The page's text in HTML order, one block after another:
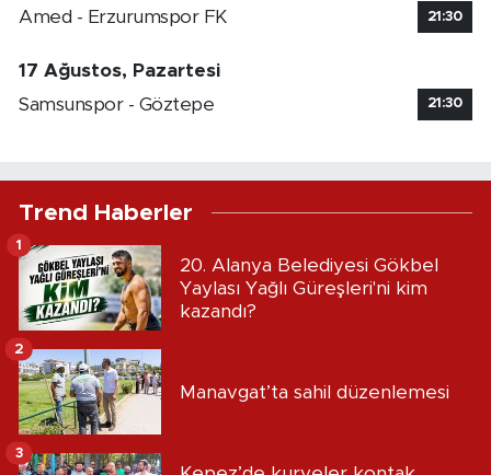
Amed - Erzurumspor FK 21:30
17 Ağustos, Pazartesi
Samsunspor - Göztepe
21:30
Trend Haberler
20. Alanya Belediyesi Gökbel
Yaylası Yağlı Güreşleri'ni kim
kazandı?
1
Manavgat’ta sahil düzenlemesi
2
3